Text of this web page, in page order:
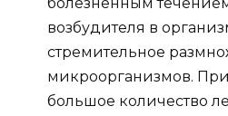
болезненным
возбудителя в
стремительное
микроорганизмов.
большое количество